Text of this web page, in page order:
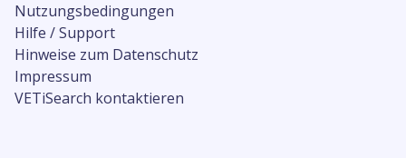
Nutzungsbedingungen
Hilfe / Support
Hinweise zum Datenschutz
Impressum
VETiSearch kontaktieren